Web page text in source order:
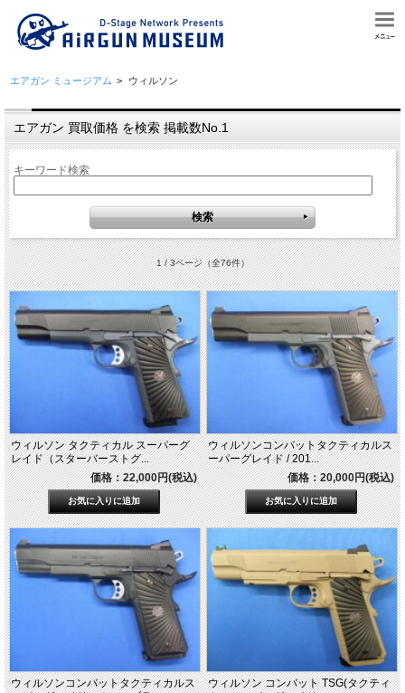
エアガン ミュージアム > ウィルソン
エアガン 買取価格 を検索 掲載数No.1
キーワード検索
1 / 3ページ（全76件）
ウィルソン タクティカル スーパーグ
レイド（スターバーストグ...
価格：22,000円(税込)
ウィルソンコンバットタクティカルス
ーパーグレイド / 201...
価格：20,000円(税込)
ウィルソンコンバットタクティカルス
ウィルソン コンバット TSG(タクティ